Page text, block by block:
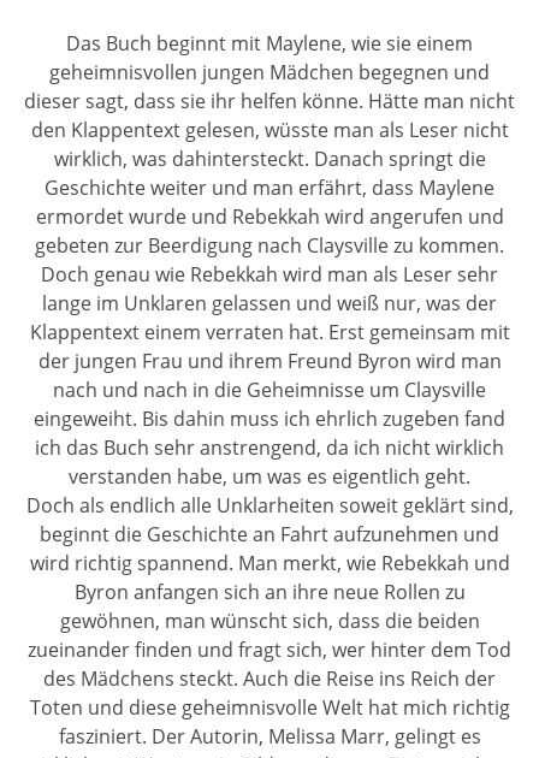
Das Buch beginnt mit Maylene, wie sie einem
geheimnisvollen jungen Mädchen begegnen und
dieser sagt, dass sie ihr helfen könne. Hätte man nicht
den Klappentext gelesen, wüsste man als Leser nicht
wirklich, was dahintersteckt. Danach springt die
Geschichte weiter und man erfährt, dass Maylene
ermordet wurde und Rebekkah wird angerufen und
gebeten zur Beerdigung nach Claysville zu kommen.
Doch genau wie Rebekkah wird man als Leser sehr
lange im Unklaren gelassen und weiß nur, was der
Klappentext einem verraten hat. Erst gemeinsam mit
der jungen Frau und ihrem Freund Byron wird man
nach und nach in die Geheimnisse um Claysville
eingeweiht. Bis dahin muss ich ehrlich zugeben fand
ich das Buch sehr anstrengend, da ich nicht wirklich
verstanden habe, um was es eigentlich geht.
Doch als endlich alle Unklarheiten soweit geklärt sind,
beginnt die Geschichte an Fahrt aufzunehmen und
wird richtig spannend. Man merkt, wie Rebekkah und
Byron anfangen sich an ihre neue Rollen zu
gewöhnen, man wünscht sich, dass die beiden
zueinander finden und fragt sich, wer hinter dem Tod
des Mädchens steckt. Auch die Reise ins Reich der
Toten und diese geheimnisvolle Welt hat mich richtig
fasziniert. Der Autorin, Melissa Marr, gelingt es